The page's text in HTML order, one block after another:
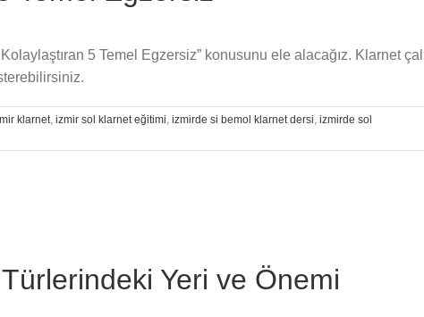
5 Temel Egzersiz” konusunu ele alacağız. Klarnet
klarnet, izmir sol klarnet eğitimi, izmirde si bemol klarnet dersi, izmirde sol
Yeri ve Önemi